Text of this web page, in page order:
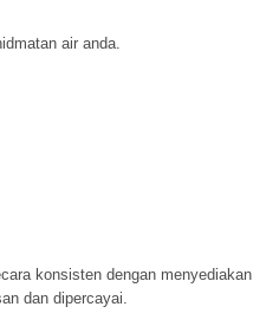
air anda.
konsisten dengan menyediakan
dan dipercayai.